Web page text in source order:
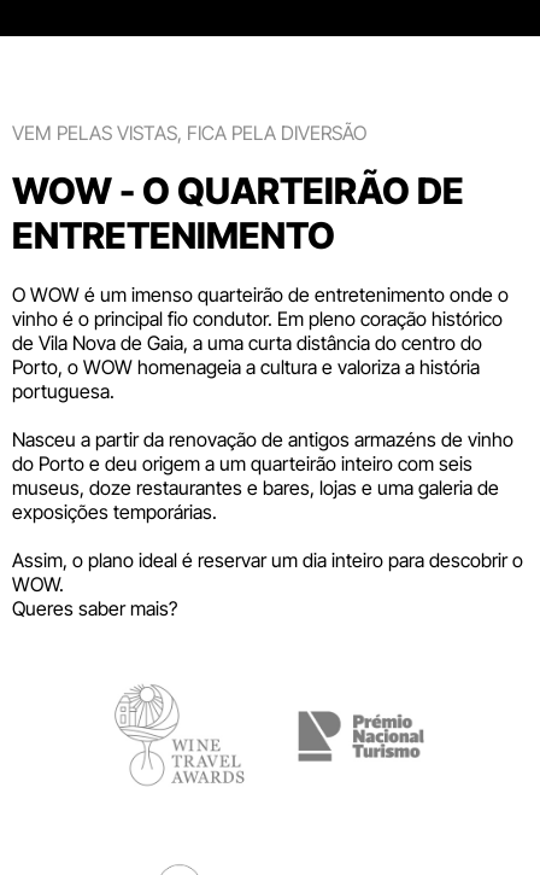
VEM PELAS VISTAS, FICA PELA DIVERSÃO
WOW - O QUARTEIRÃO DE
ENTRETENIMENTO
O WOW é um imenso quarteirão de entretenimento onde o
vinho é o principal fio condutor. Em pleno coração histórico
de Vila Nova de Gaia, a uma curta distância do centro do
Porto, o WOW homenageia a cultura e valoriza a história
portuguesa.
Nasceu a partir da renovação de antigos armazéns de vinho
do Porto e deu origem a um quarteirão inteiro com seis
museus, doze restaurantes e bares, lojas e uma galeria de
exposições temporárias.
Assim, o plano ideal é reservar um dia inteiro para descobrir o
WOW.
Queres saber mais?